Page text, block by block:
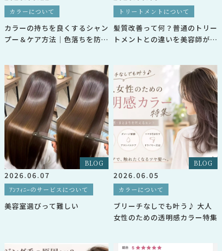
カラーについて
カラーの持ちを良くするシャン
プー＆ケア方法｜色落ちを防い
トリートメントについて
髪質改善って何？普通のトリー
トメントとの違いを美容師が解
BLOG
2026.06.07
ｱﾝﾌｨﾆｰのサービスについて
美容室選びって難しい
BLOG
2026.06.05
カラーについて
ブリーチなしでも叶う♪ 大人
女性のための透明感カラー特集